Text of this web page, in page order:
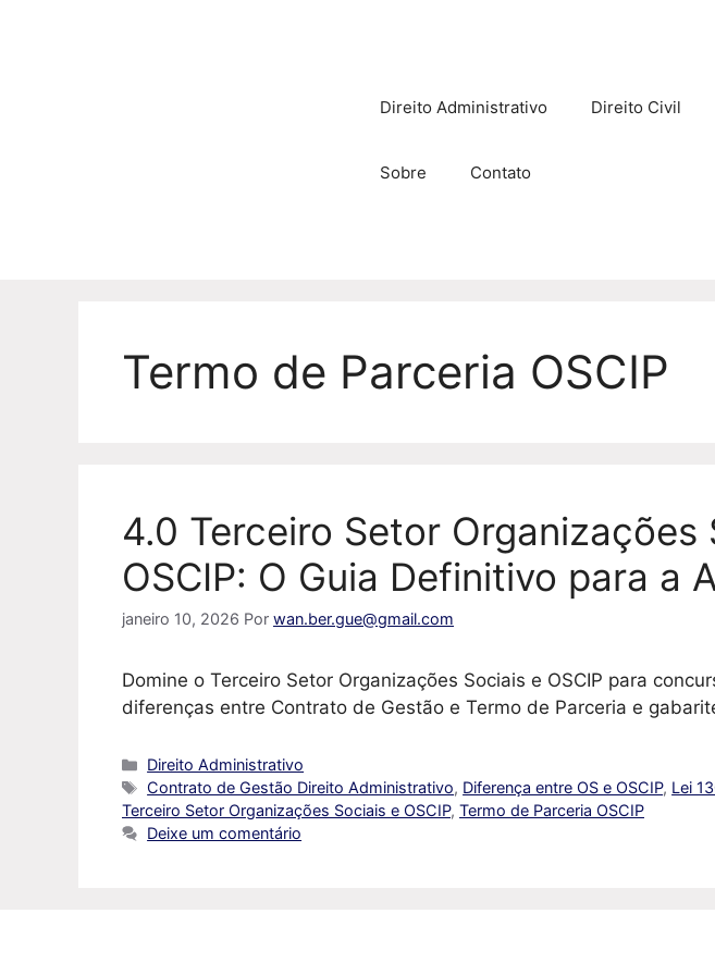
Direito Administrativo Direito Civil
Sobre Contato
Termo de Parceria OSCIP
4.0 Terceiro Setor Organizações
OSCIP: O Guia Definitivo para a
janeiro 10, 2026 Por wan.ber.gue@gmail.com
Domine o Terceiro Setor Organizações Sociais e OSCIP para
diferenças entre Contrato de Gestão e Termo de Parceria e
Categorias
Direito Administrativo
Tags
Contrato de Gestão Direito Administrativo, Diferença entre OS e OSCIP, Lei
Terceiro Setor Organizações Sociais e OSCIP, Termo de Parceria OSCIP
Deixe um comentário